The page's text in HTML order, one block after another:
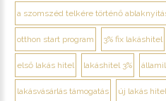
a szomszéd telkére történő
otthon start program 3% fix lakáshitel
első lakás hitel lakáshitel 3%
lakásvásárlás támogatás új lakás hitel